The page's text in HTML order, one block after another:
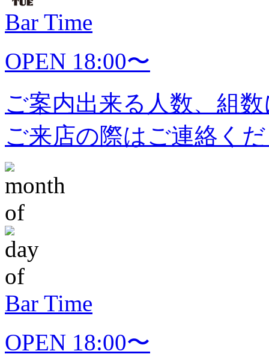
Bar Time
OPEN 18:00〜
ご案内出来る人数、組
ご来店の際はご連絡く
Bar Time
OPEN 18:00〜